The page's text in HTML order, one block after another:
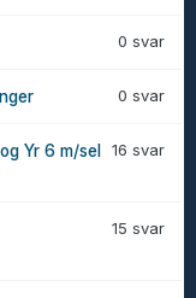
0 svar
0 svar
16 svar
Yr 6 m/sel
15 svar